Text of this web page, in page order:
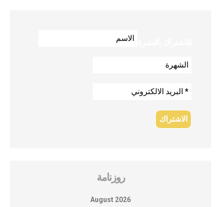
روزنامة
August 2026